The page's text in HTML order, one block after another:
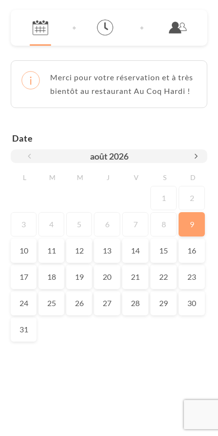
Merci pour votre réservation et à très
bientôt au restaurant Au Coq Hardi !
Date
août 2026
L M M J V S D
1 2
3 4 5 6 7 8 9
10 11 12 13 14 15 16
17 18 19 20 21 22 23
24 25 26 27 28 29 30
31